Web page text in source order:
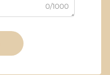
0/1000